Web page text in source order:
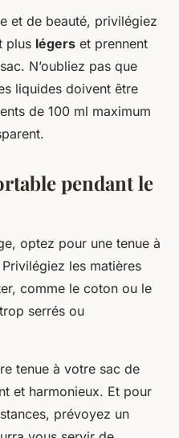
et de beauté, privilégiez
plus légers et prennent
N’oubliez pas que
liquides doivent être
de 100 ml maximum
pendant le
optez pour une tenue à
Privilégiez les matières
comme le coton ou le
serrés ou
tenue à votre sac de
et harmonieux. Et pour
prévoyez un